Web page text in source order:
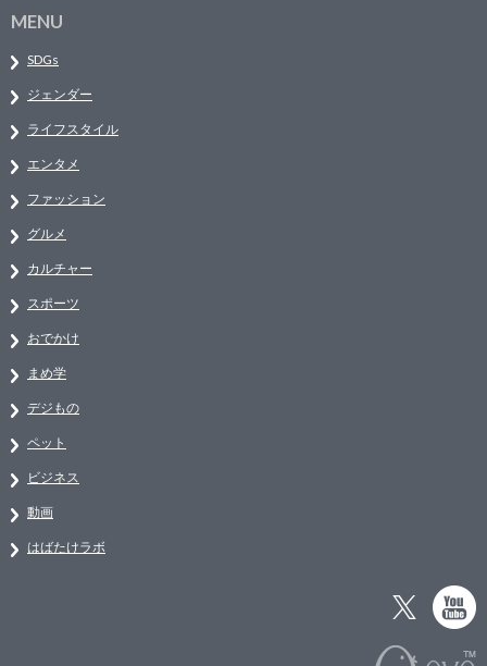
MENU
SDGs
ジェンダー
ライフスタイル
エンタメ
ファッション
グルメ
カルチャー
スポーツ
おでかけ
まめ学
デジもの
ペット
ビジネス
動画
はばたけラボ